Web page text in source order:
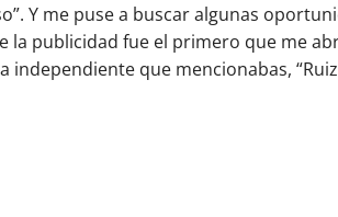
Y me puse a buscar algunas
la publicidad fue el primero que me
independiente que mencionabas,